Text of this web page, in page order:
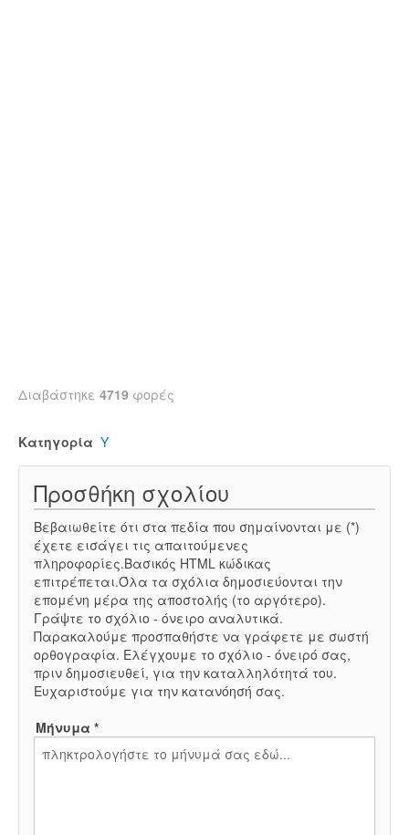
Διαβάστηκε 4719 φορές
Κατηγορία Υ
Προσθήκη σχολίου
Βεβαιωθείτε ότι στα πεδία που σημαίνονται με (*)
έχετε εισάγει τις απαιτούμενες
πληροφορίες.Βασικός HTML κώδικας
επιτρέπεται.Όλα τα σχόλια δημοσιεύονται την
επομένη μέρα της αποστολής (το αργότερο).
Γράψτε το σχόλιο - όνειρο αναλυτικά.
Παρακαλούμε προσπαθήστε να γράφετε με σωστή
ορθογραφία. Ελέγχουμε το σχόλιο - όνειρό σας,
πριν δημοσιευθεί, για την καταλληλότητά του.
Ευχαριστούμε για την κατανόησή σας.
Μήνυμα *